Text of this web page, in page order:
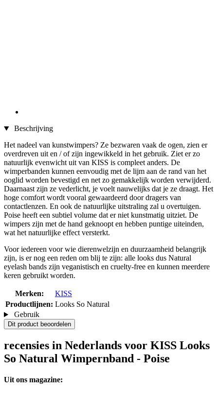
Beschrijving
Het nadeel van kunstwimpers? Ze bezwaren vaak de ogen, zien er
overdreven uit en / of zijn ingewikkeld in het gebruik. Ziet er zo
natuurlijk evenwicht uit van KISS is compleet anders. De
wimperbanden kunnen eenvoudig met de lijm aan de rand van het
ooglid worden bevestigd en net zo gemakkelijk worden verwijderd.
Daarnaast zijn ze vederlicht, je voelt nauwelijks dat je ze draagt. Het
hoge comfort wordt vooral gewaardeerd door dragers van
contactlenzen. En ook de natuurlijke uitstraling zal u overtuigen.
Poise heeft een subtiel volume dat er niet kunstmatig uitziet. De
wimpers zijn met de hand geknoopt en hebben puntige uiteinden,
wat het natuurlijke effect versterkt.
Voor iedereen voor wie dierenwelzijn en duurzaamheid belangrijk
zijn, is er nog een reden om blij te zijn: alle looks dus Natural
eyelash bands zijn veganistisch en cruelty-free en kunnen meerdere
keren gebruikt worden.
Merken:
KISS
Productlijnen: Looks So Natural
Gebruik
Dit product beoordelen
recensies in Nederlands voor KISS Looks
So Natural Wimpernband - Poise
Uit ons magazine: